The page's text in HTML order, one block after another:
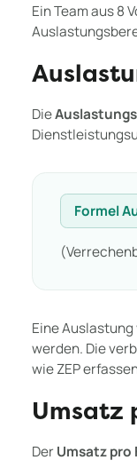
Ein Team aus 8
Die
Formel
Eine
werden. Die
wie ZEP
Umsatz
Der Umsatz pro